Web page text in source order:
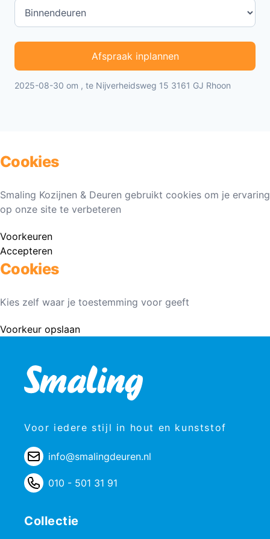
Afspraak inplannen
2025-08-30 om , te Nijverheidsweg 15 3161 GJ Rhoon
Cookies
Smaling Kozijnen & Deuren gebruikt cookies om je ervaring
op onze site te verbeteren
Voorkeuren
Accepteren
Cookies
Kies zelf waar je toestemming voor geeft
Voorkeur opslaan
Voor iedere stijl in hout en kunststof
info@smalingdeuren.nl
010 - 501 31 91
Collectie